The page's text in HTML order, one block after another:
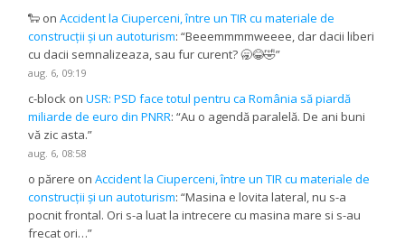
🐑 onAccident la Ciuperceni, între un TIR cu materiale de
construcții și un autoturism: “Beeemmmmweeee, dar dacii liberi
cu dacii semnalizeaza, sau fur curent? 🥱😂🤣”
aug. 6, 09:19
c-block onUSR: PSD face totul pentru ca România să piardă
miliarde de euro din PNRR: “Au o agendă paralelă. De ani buni
vă zic asta.”
aug. 6, 08:58
o părere onAccident la Ciuperceni, între un TIR cu materiale de
construcții și un autoturism: “Masina e lovita lateral, nu s-a
pocnit frontal. Ori s-a luat la intrecere cu masina mare si s-au
frecat ori…”